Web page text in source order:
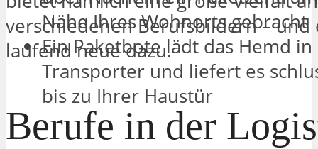
Nähe Ihres Wohnorts gebracht
Ein Paketbote lädt das Hemd
Transporter und liefert es
bis zu Ihrer Haustür
verschiedenen Berufsbildern – und
laufend neue dazu.
Berufe in der